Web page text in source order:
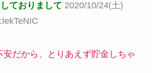
ておりまして 2020/10/24(土)
安だから、とりあえず貯金しちゃ